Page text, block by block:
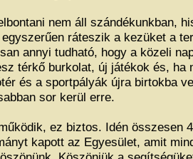
nem áll szándékunkban,
ráteszik a kezüket a
annyi tudható, hogy a közeli
térkő burkolat, új játékok és, ha
és a sportpályák újra birtokba
sor kerül erre.
ez biztos. Idén összesen
kapott az Egyesület, amit